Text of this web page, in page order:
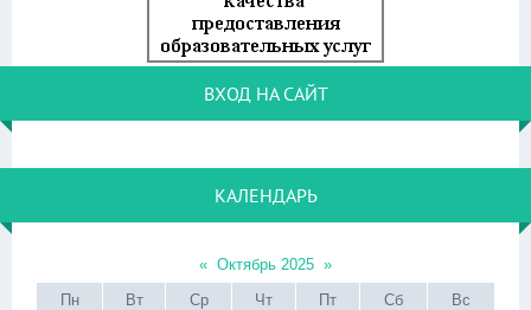
ВХОД НА САЙТ
КАЛЕНДАРЬ
« Октябрь 2025 »
Пн
Вт Ср Чт Пт Сб Вс